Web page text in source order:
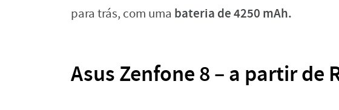
para trás, com uma bateria de 4250 mAh.
Asus Zenfone 8 – a partir de